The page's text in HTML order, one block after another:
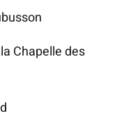
Chapelle des